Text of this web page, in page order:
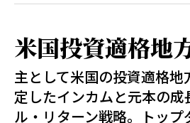
米国投資適格地
主として米国の投資適格地
定したインカムと元本の成
ル・リターン戦略。トッ